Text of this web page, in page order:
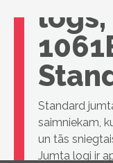
logs,
Standard
saimniekam,
un tās
Jumta logi ir